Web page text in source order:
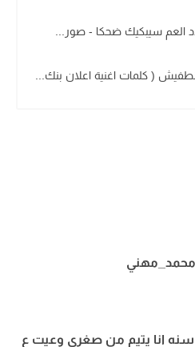
العم سيبكيك ضحكا - صور...
( كلمات اغنية اعلان بنك...
انا اسمي محمد وعندي 17 سنه انا يتيم من صغري وعيت ع